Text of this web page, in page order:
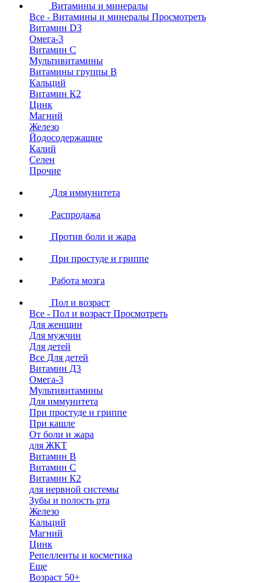
Витамины и минералы
Все - Витамины и минералы Просмотреть
Витамин D3
Омега-3
Витамин С
Мультивитамины
Витамины группы B
Кальций
Витамин К2
Цинк
Магний
Железо
Йодосодержащие
Калий
Селен
Прочие
Для иммунитета
Распродажа
Против боли и жара
При простуде и гриппе
Работа мозга
Пол и возраст
Все - Пол и возраст Просмотреть
Для женщин
Для мужчин
Для детей
Все Для детей
Витамин Д3
Омега-3
Мультивитамины
Для иммунитета
При простуде и гриппе
При кашле
От боли и жара
для ЖКТ
Витамин В
Витамин С
Витамин К2
для нервной системы
Зубы и полость рта
Железо
Кальций
Магний
Цинк
Репелленты и косметика
Еще
Возраст 50+